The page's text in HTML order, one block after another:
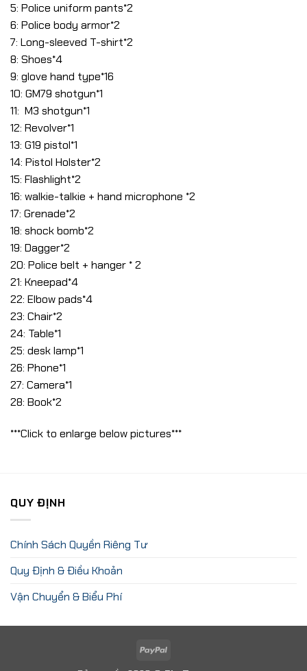
5: Police uniform pants*2
6: Police body armor*2
7: Long-sleeved T-shirt*2
8: Shoes*4
9: glove hand type*16
10: GM79 shotgun*1
11: M3 shotgun*1
12: Revolver*1
13: G19 pistol*1
14: Pistol Holster*2
15: Flashlight*2
16: walkie-talkie + hand microphone *2
17: Grenade*2
18: shock bomb*2
19: Dagger*2
20: Police belt + hanger * 2
21: Kneepad*4
22: Elbow pads*4
23: Chair*2
24: Table*1
25: desk lamp*1
26: Phone*1
27: Camera*1
28: Book*2
***Click to enlarge below pictures***
QUY ĐỊNH
Chính Sách Quyền Riêng Tư
Quy Định & Điều Khoản
Vận Chuyển & Biểu Phí
PayPal